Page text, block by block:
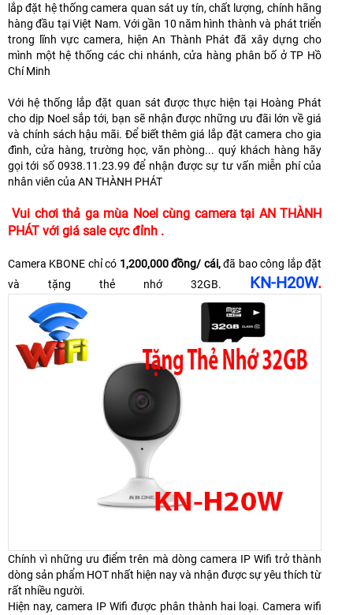
lắp đặt hệ thống camera quan sát uy tín, chất lượng, chính hãng
hàng đầu tại Việt Nam. Với gần 10 năm hình thành và phát triển
trong lĩnh vực camera, hiện An Thành Phát đã xây dựng cho
mình một hệ thống các chi nhánh, cửa hàng phân bố ở TP Hồ
Chí Minh
Với hệ thống lắp đặt quan sát được thực hiện tại Hoàng Phát
cho dịp Noel sắp tới, bạn sẽ nhận được những ưu đãi lớn về giá
và chính sách hậu mãi. Để biết thêm giá lắp đặt camera cho gia
đình, cửa hàng, trường học, văn phòng... quý khách hàng hãy
gọi tới số 0938.11.23.99 để nhận được sự tư vấn miễn phí của
nhân viên của AN THÀNH PHÁT
Vui chơi thả ga mùa Noel cùng camera tại AN THÀNH
PHÁT với giá sale cực đỉnh .
Camera KBONE chỉ có 1,200,000 đồng/ cái,đã bao công lắp đặt
và tặng thẻ nhớ 32GB. KN-H20W.
Chính vì những ưu điểm trên mà dòng camera IP Wifi trở thành
dòng sản phẩm HOT nhất hiện nay và nhận được sự yêu thích từ
rất nhiều người.
Hiện nay, camera IP Wifi được phân thành hai loại. Camera wifi